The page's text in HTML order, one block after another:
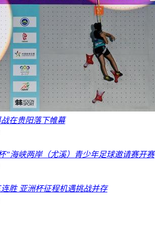
在贵阳落下帷幕
”海峡两岸（尤溪）青少年足球邀请赛开赛
胜 亚洲杯征程机遇挑战并存